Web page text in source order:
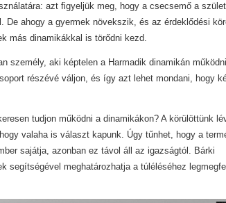
azt figyeljük meg, hogy a csecsemő a
De ahogy a gyermek növekszik, és az érdeklődési
más dinamikákkal is törődni kezd.
személy, aki képtelen a Harmadik dinamikán működni,
részévé váljon, és így azt lehet mondani, hogy
tudjon működni a dinamikákon? A körülöttünk
valaha is választ kapunk. Úgy tűnhet, hogy a
sajátja, azonban ez távol áll az igazságtól. Bárki
segítségével meghatározhatja a túléléséhez